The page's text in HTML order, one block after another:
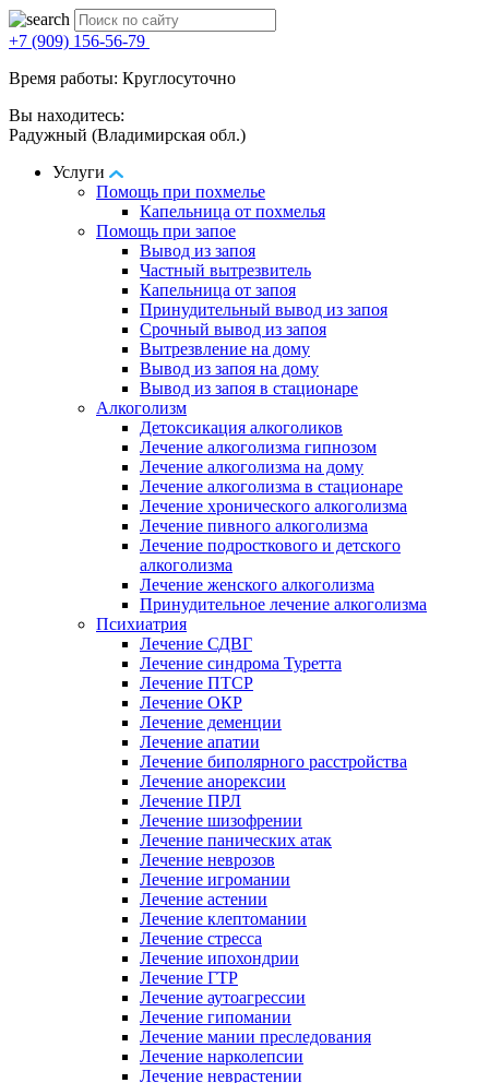
+7 (909) 156-56-79
Время работы: Круглосуточно
Вы находитесь:
Радужный (Владимирская обл.)
Услуги
Помощь при похмелье
Капельница от похмелья
Помощь при запое
Вывод из запоя
Частный вытрезвитель
Капельница от запоя
Принудительный вывод из запоя
Срочный вывод из запоя
Вытрезвление на дому
Вывод из запоя на дому
Вывод из запоя в стационаре
Алкоголизм
Детоксикация алкоголиков
Лечение алкоголизма гипнозом
Лечение алкоголизма на дому
Лечение алкоголизма в стационаре
Лечение хронического алкоголизма
Лечение пивного алкоголизма
Лечение подросткового и детского
алкоголизма
Лечение женского алкоголизма
Принудительное лечение алкоголизма
Психиатрия
Лечение СДВГ
Лечение синдрома Туретта
Лечение ПТСР
Лечение ОКР
Лечение деменции
Лечение апатии
Лечение биполярного расстройства
Лечение анорексии
Лечение ПРЛ
Лечение шизофрении
Лечение панических атак
Лечение неврозов
Лечение игромании
Лечение астении
Лечение клептомании
Лечение стресса
Лечение ипохондрии
Лечение ГТР
Лечение аутоагрессии
Лечение гипомании
Лечение мании преследования
Лечение нарколепсии
Лечение неврастении